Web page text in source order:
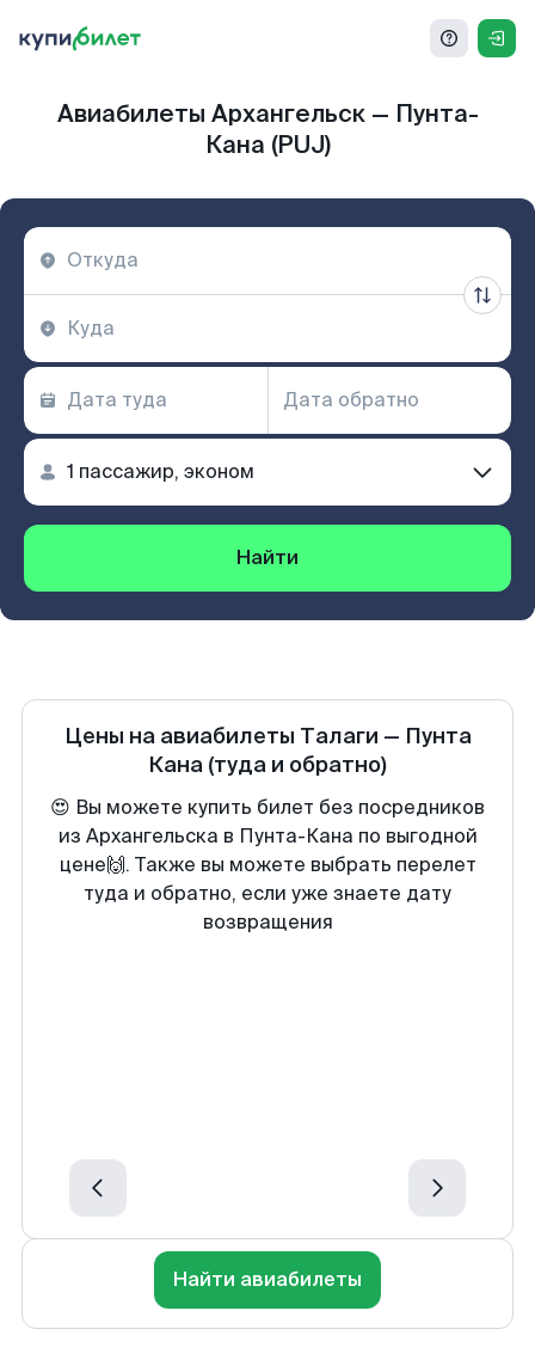
Авиабилеты Архангельск — Пунта-
Кана (PUJ)
Найти
Цены на авиабилеты Талаги — Пунта
Кана (туда и обратно)
😍 Вы можете купить билет без посредников
из Архангельска в Пунта-Кана по выгодной
цене🙌. Также вы можете выбрать перелет
туда и обратно, если уже знаете дату
возвращения
Найти авиабилеты